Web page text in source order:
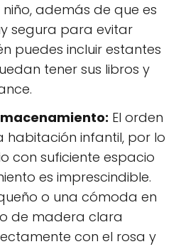
además de que es
segura para evitar
puedes incluir estantes
tener sus libros y
El orden
habitación infantil, por lo
con suficiente espacio
es imprescindible.
o una cómoda en
de madera clara
con el rosa y